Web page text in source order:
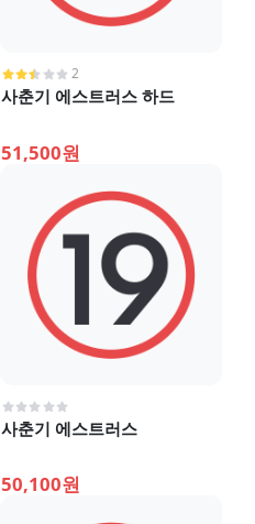
2
사춘기 에스트러스 하드
51,500원
사춘기 에스트러스
50,100원